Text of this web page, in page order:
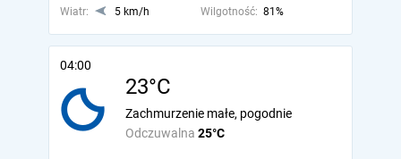
Wiatr:
5 km/h Wilgotność: 81%
04:00
23°C
Odczuwalna 25°C
Zachmurzenie małe, pogodnie